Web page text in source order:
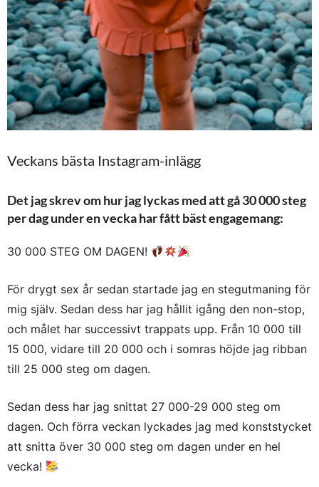
Veckans bästa Instagram-inlägg
Det jag skrev om hur jag lyckas med att gå 30 000 steg
per dag under en vecka har fått bäst engagemang:
30 000 STEG OM DAGEN!
För drygt sex år sedan startade jag en stegutmaning för
mig själv. Sedan dess har jag hållit igång den non-stop,
och målet har successivt trappats upp. Från 10 000 till
15 000, vidare till 20 000 och i somras höjde jag ribban
till 25 000 steg om dagen.
Sedan dess har jag snittat 27 000-29 000 steg om
dagen. Och förra veckan lyckades jag med konststycket
att snitta över 30 000 steg om dagen under en hel
vecka!